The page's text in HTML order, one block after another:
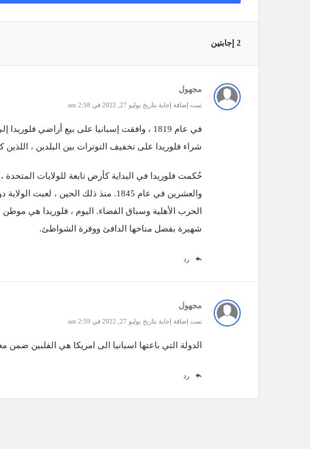
‫2 إجابتين
مجهول
تمت إضافة إجابة بتاريخ يوليو 27, 2022 في 2:58 am
شراء فلوريدا على تخفيف التوترات بين البلدين ، اللذين
حُكمت فلوريدا في البداية كأرض تابعة للولايات المتحدة ،
والعشرين في عام 1845. منذ ذلك الحين ،
شهيرة بفضل مناخها الدافئ ووفرة الشواطئ.
رد
مجهول
تمت إضافة إجابة بتاريخ يوليو 27, 2022 في 2:59 am
الدولة التي باعتها اسبانيا الى امريكا هي الفلبين ضمن
رد